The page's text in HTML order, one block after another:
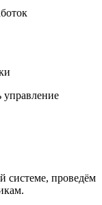
управление
системе, проведём